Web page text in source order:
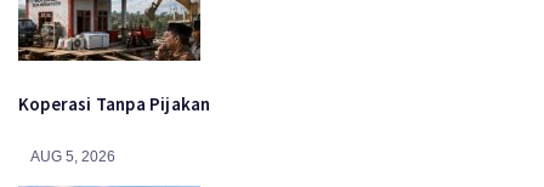
Koperasi Tanpa Pijakan
AUG 5, 2026